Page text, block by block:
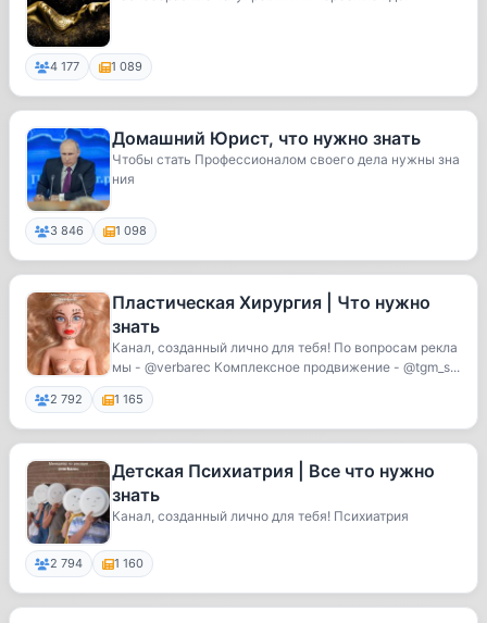
4 177 1 089
Домашний Юрист, что нужно знать
Чтобы стать Профессионалом своего дела нужны зна
ния
3 846 1 098
Пластическая Хирургия | Что нужно
знать
Канал, созданный лично для тебя! По вопросам рекла
мы - @verbarec Комплексное продвижение - @tgm_s...
2 792 1 165
Детская Психиатрия | Все что нужно
знать
Канал, созданный лично для тебя! Психиатрия
2 794 1 160